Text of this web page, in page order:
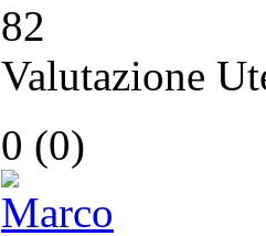
82
Valutazione
0 (0)